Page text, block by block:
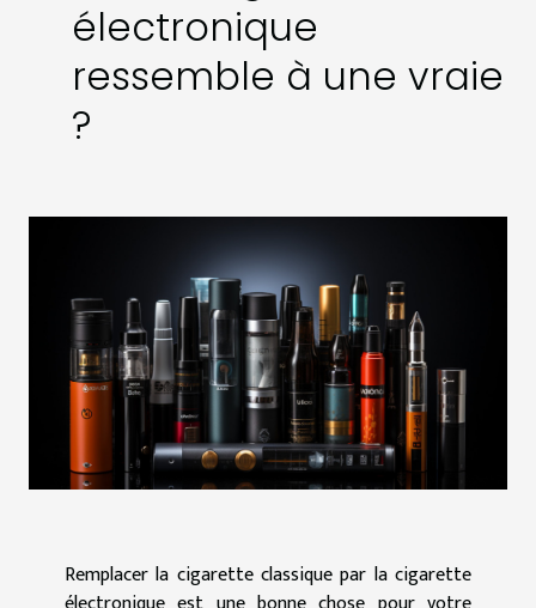
électronique
ressemble à une vraie
?
Remplacer la cigarette classique par la cigarette